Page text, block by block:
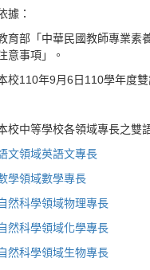
據：
育部「中華民國教師專業素
意事項」。
校110年9月6日110學年度
校中等學校各領域專長之雙
文領域英語文專長
學領域數學專長
然科學領域物理專長
然科學領域化學專長
然科學領域生物專長